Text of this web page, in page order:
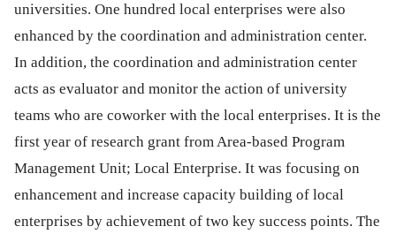
universities. One hundred local enterprises were also
enhanced by the coordination and administration center.
In addition, the coordination and administration center
acts as evaluator and monitor the action of university
teams who are coworker with the local enterprises. It is the
first year of research grant from Area-based Program
Management Unit; Local Enterprise. It was focusing on
enhancement and increase capacity building of local
enterprises by achievement of two key success points. The